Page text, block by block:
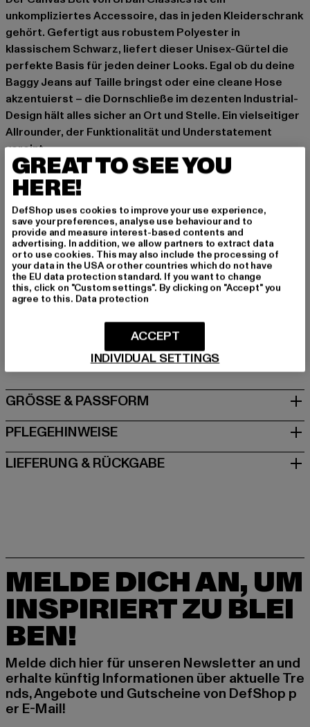
unkompliziertes Accessoire, das in jeden Kleiderschrank
gehört. Gefertigt aus robustem Polyester in
klassischem Schwarz, liefert dieser Unisex-Gürtel die
perfekte Basis für jeden deiner Looks. Egal ob du deine
Baggy Jeans auf Taille bringst oder eine cleane Hose
akzentuierst – die Dornschließe im dezenten Industrial-
Design hält alles sicher an Ort und Stelle. Ein vielseitiger
Allrounder, der Funktionalität und Understatement
vereint.
Anlass: Street, Alltag, Freizeit, Casual
Verschlussarten: Klappverschluss
Marke: Urban Classics
Kat.: Accessoires
Farbe: schwarz, weiß
Hersteller Farbe: black white stripe/black
Materialzusammensetzung: 100% Polyester
Art.Nr: TB305-02485
Hersteller: TB International GmbH |info@tbint.de
Dr.-Robert-Murjahn-Straße 7 | 64372 Ober-Ramstadt |
GRÖSSE & PASSFORM
PFLEGEHINWEISE
LIEFERUNG & RÜCKGABE
MELDE DICH AN, UM
INSPIRIERT ZU BLEI
BEN!
Melde dich hier für unseren Newsletter an und
erhalte künftig Informationen über aktuelle Tre
nds, Angebote und Gutscheine von DefShop p
er E-Mail!
GREAT TO SEE YOU
HERE!
DefShop uses cookies to improve your use experience,
save your preferences, analyse use behaviour and to
provide and measure interest-based contents and
advertising. In addition, we allow partners to extract data
or to use cookies. This may also include the processing of
your data in the USA or other countries which do not have
the EU data protection standard. If you want to change
this, click on "Custom settings". By clicking on "Accept" you
agree to this. Data protection
INDIVIDUAL SETTINGS
ACCEPT